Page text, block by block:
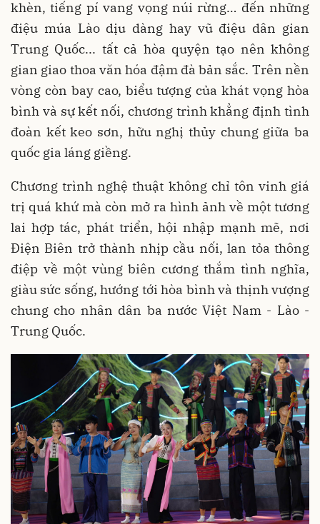
khèn, tiếng pí vang vọng núi rừng… đến những
điệu múa Lào dịu dàng hay vũ điệu dân gian
Trung Quốc... tất cả hòa quyện tạo nên không
gian giao thoa văn hóa đậm đà bản sắc. Trên nền
vòng còn bay cao, biểu tượng của khát vọng hòa
bình và sự kết nối, chương trình khẳng định tình
đoàn kết keo sơn, hữu nghị thủy chung giữa ba
quốc gia láng giềng.
Chương trình nghệ thuật không chỉ tôn vinh giá
trị quá khứ mà còn mở ra hình ảnh về một tương
lai hợp tác, phát triển, hội nhập mạnh mẽ, nơi
Điện Biên trở thành nhịp cầu nối, lan tỏa thông
điệp về một vùng biên cương thắm tình nghĩa,
giàu sức sống, hướng tới hòa bình và thịnh vượng
chung cho nhân dân ba nước Việt Nam - Lào -
Trung Quốc.